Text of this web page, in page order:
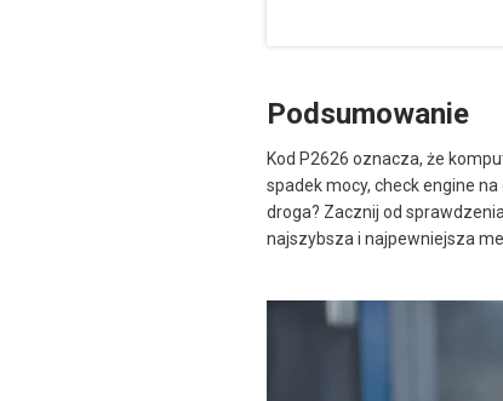
Podsumowanie
Kod P2626 oznacza, że
spadek mocy, check engine
droga? Zacznij od
najszybsza i najpewniejsza